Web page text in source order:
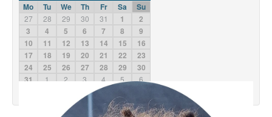
Mo Tu We Th Fr Sa Su
27 28 29 30 31 1
2
3
4 5 6 7 8
9
10
11 12 13 14 15
16
17
18 19 20 21 22
23
24
25 26 27 28 29
30
31
1 2 3 4 5
6
2026